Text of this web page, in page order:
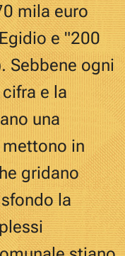
mila euro
e "200
Sebbene ogni
e la
una
in
gridano
la